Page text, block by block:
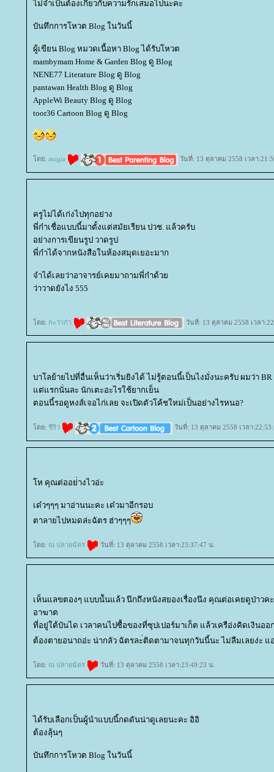
ไม่จำเป็นต้องเกี่ยวกับความรักเสมอไปนะคะ
บันทึกการโหวต Blog ในวันนี้
ผู้เขียน Blog หมวดเนื้อหา Blog ได้รับโหวต
mambymam Home & Garden Blog ดู Blog
NENE77 Literature Blog ดู Blog
pantawan Health Blog ดู Blog
AppleWi Beauty Blog ดู Blog
toor36 Cartoon Blog ดู Blog
ดย: anigia วันที่: 13 ตุลาคม 2558 เวลา
ครูไม่ได้เก่งไปทุกอย่าง
พี่ก๋าเชื่อแบบนี้มาตั้งแต่สมัยเรียน ปวช. แล้วครับ
อย่างการเขียนรูป วาดรูป
พี่ก๋าได้จากหนังสือในห้องสมุดเยอะมาก
จำได้เลยว่าอาจารย์เคยมาถามพี่ก๋าด้ว
ว่าวาดยังไง 555
ดย: กะว่าก๋า วันที่: 13 ตุลาคม 2558 เวลา
บาโลย้ายไปที่อื่นเห็นว่าเริ่มยิงได้ ไม่รู้ตอนนี้เป็นไงมั่งนะครับ ผมว่า
ต่แรกนั่นละ นักเตะอะไรใช้ยากเย็น
ตอนนี้รอดูหงส์เจอไก่เลย จะเปิดตัวโค้ชใหม่เป็นอย่างไรหนอ?
ดย: ชีริว วันที่: 13 ตุลาคม 2558 เวลา
ห คุณต่ออย่่างไวอ่ะ
เด๋วๆๆๆ มาอ่านนะคะ เด๋วมาอีกรอบ
ตาลายไปหมดล่ะฉัตร ฮ่าๆๆๆ
ดย: ณ ปลายฉัตร วันที่: 13 ตุลาคม 2558 เวลา:23:37:47 น.
เห็นแลขตองๆ แบบน้ันแล้ว นึกถึงหนังสยองเรื่องนึง คุณต่อเคยดูป่าว
อาฆาต
ที่อยู่ใต้บันได เวลาคนไปซื้อของที่ซุปเปอร์มาเก็ต แล้วเครือ่งคิดเงินอ
ต้องตายอนาถอ่ะ น่ากลัว ฉัตรละ่ติดตามาจนทุกวันนี้นะ ไม่ลืมเลยง่ะ แ
ดย: ณ ปลายฉัตร วันที่: 13 ตุลาคม 2558 เวลา:23:49:23 น.
ได้รับเลือกเป็นผู้นำแบบนี้กดดันน่าดูเลยนะคะ อิอิ
ต้องลุ้นๆ
บันทึกการโหวต Blog ในวันนี้